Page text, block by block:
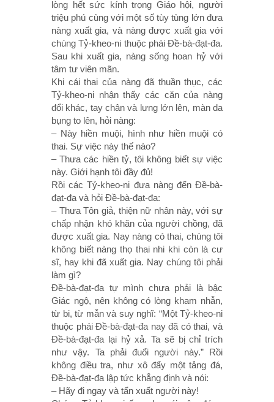
lòng hết sức kính trọng Giáo hội, người
triệu phú cùng với một số tùy tùng lớn đưa
nàng xuất gia, và nàng được xuất gia với
chúng Tỷ-kheo-ni thuộc phái Ðề-bà-đạt-đa.
Sau khi xuất gia, nàng sống hoan hỷ với
tâm tư viên mãn.
Khi cái thai của nàng đã thuần thục, các
Tỷ-kheo-ni nhận thấy các căn của nàng
đổi khác, tay chân và lưng lớn lên, màn da
bụng to lên, hỏi nàng:
– Này hiền muội, hình như hiền muội có
thai. Sự việc này thế nào?
– Thưa các hiền tỷ, tôi không biết sự việc
này. Giới hạnh tôi đầy đủ!
Rồi các Tỷ-kheo-ni đưa nàng đến Ðề-bà-
đạt-đa và hỏi Ðề-bà-đạt-đa:
– Thưa Tôn giả, thiện nữ nhân này, với sự
chấp nhận khó khăn của người chồng, đã
được xuất gia. Nay nàng có thai, chúng tôi
không biết nàng thọ thai nhi khi còn là cư
sĩ, hay khi đã xuất gia. Nay chúng tôi phải
làm gì?
Ðề-bà-đạt-đa tự mình chưa phải là bậc
Giác ngộ, nên không có lòng kham nhẫn,
từ bi, từ mẫn và suy nghĩ: “Một Tỷ-kheo-ni
thuộc phái Ðề-bà-đạt-đa nay đã có thai, và
Ðề-bà-đạt-đa lại hỷ xả. Ta sẽ bị chỉ trích
như vậy. Ta phải đuổi người này.” Rồi
không điều tra, như xô đẩy một tảng đá,
Ðề-bà-đạt-đa lập tức khẳng định và nói:
– Hãy đi ngay và tẩn xuất người này!